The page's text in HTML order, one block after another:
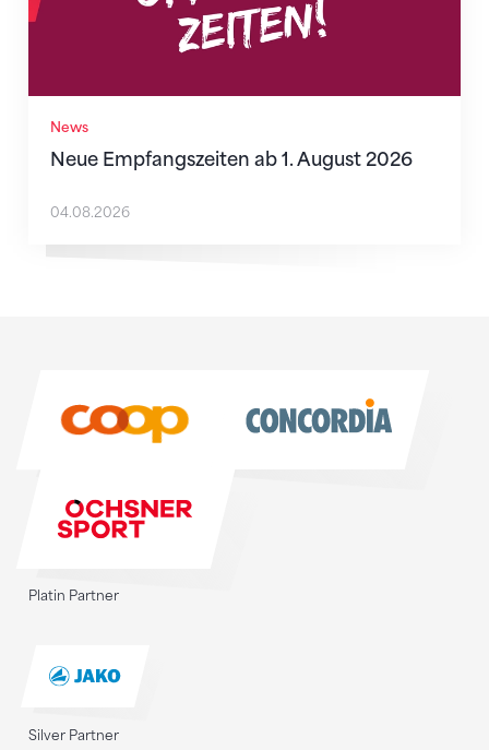
News
Neue Empfangszeiten ab 1. August 2026
04.08.2026
Platin Partner
Silver Partner